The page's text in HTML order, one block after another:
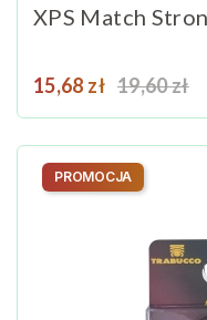
XPS Match
Cena
15,68 zł Cena
19,60 zł
PROMOCJA